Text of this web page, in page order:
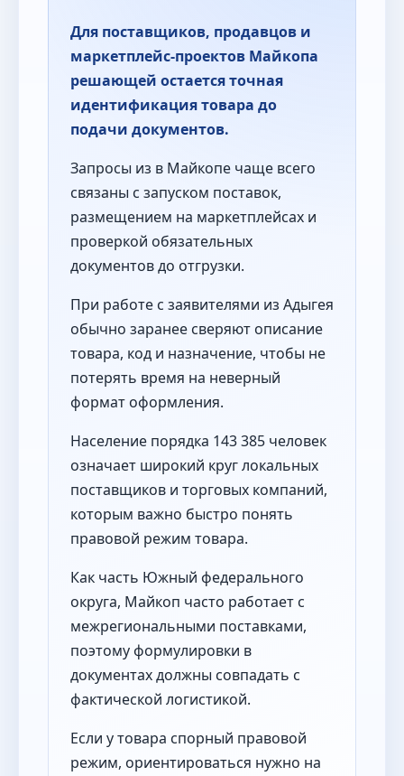
Для поставщиков, продавцов и
маркетплейс-проектов Майкопа
решающей остается точная
идентификация товара до
подачи документов.
Запросы из в Майкопе чаще всего
связаны с запуском поставок,
размещением на маркетплейсах и
проверкой обязательных
документов до отгрузки.
При работе с заявителями из Адыгея
обычно заранее сверяют описание
товара, код и назначение, чтобы не
потерять время на неверный
формат оформления.
Население порядка 143 385 человек
означает широкий круг локальных
поставщиков и торговых компаний,
которым важно быстро понять
правовой режим товара.
Как часть Южный федерального
округа, Майкоп часто работает с
межрегиональными поставками,
поэтому формулировки в
документах должны совпадать с
фактической логистикой.
Если у товара спорный правовой
режим, ориентироваться нужно на